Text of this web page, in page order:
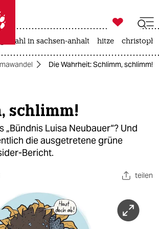
taz zahl ich
taz zahl ich

taz zahl ich
in sachsen-anhalt hitze
Die Wahrheit: Schlimm, schlimm!
schlimm!
„Bündnis Luisa Neubauer“? Und
die ausgetretene grüne
Bericht.
teilen